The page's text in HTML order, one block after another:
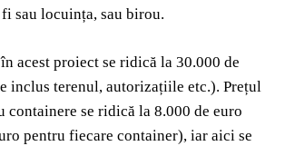
sau locuința, sau birou.
acest proiect se ridică la 30.000 de
inclus terenul, autorizațiile etc.). Prețul
containere se ridică la 8.000 de euro
pentru fiecare container), iar aici se